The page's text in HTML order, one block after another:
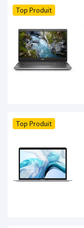
Top Produit
Top Produit